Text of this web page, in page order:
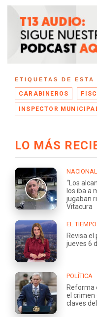
ETIQUETAS DE ESTA
CARABINEROS
INSPECTOR
LO MÁS
NACIONAL
“Los
los iba a
jugaban
Vitacura
EL TIEMPO
Revisa el
jueves 6
POLÍTICA
Reforma
el crimen
claves